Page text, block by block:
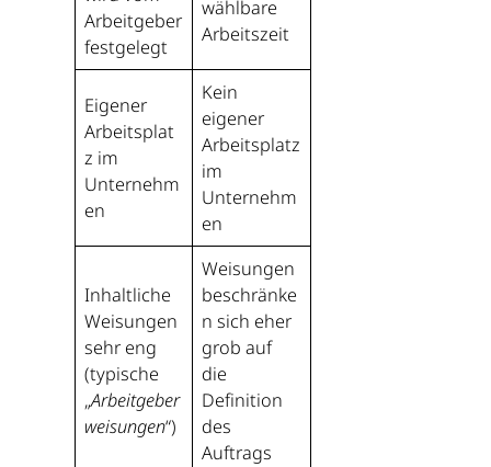
Arbeitgeber
festgelegt
wählbare
Arbeitszeit
Eigener
Arbeitsplat
z im
Unternehm
en
Kein
eigener
Arbeitsplatz
im
Unternehm
en
Inhaltliche
Weisungen
sehr eng
(typische
„Arbeitgeber
weisungen“)
Weisungen
beschränke
n sich eher
grob auf
die
Definition
des
Auftrags